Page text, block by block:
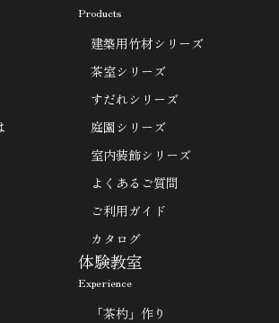
Products
建築用竹材シリーズ
茶室シリーズ
すだれシリーズ
庭園シリーズ
室内装飾シリーズ
よくあるご質問
ご利用ガイド
カタログ
体験教室
Experience
「茶杓」作り